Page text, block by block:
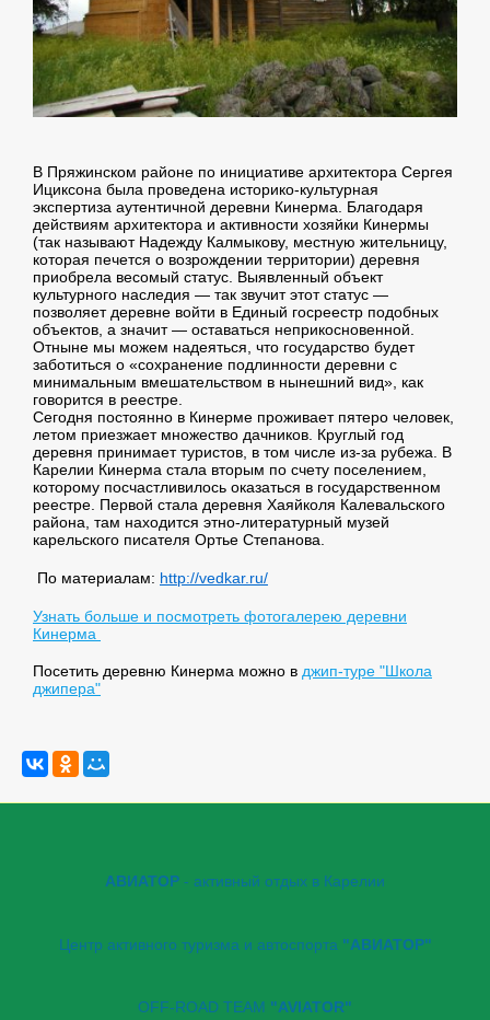
В Пряжинском районе по инициативе архитектора Сергея
Ициксона была проведена историко-культурная
экспертиза аутентичной деревни Кинерма. Благодаря
действиям архитектора и активности хозяйки Кинермы
(так называют Надежду Калмыкову, местную жительницу,
которая печется о возрождении территории) деревня
приобрела весомый статус. Выявленный объект
культурного наследия — так звучит этот статус —
позволяет деревне войти в Единый госреестр подобных
объектов, а значит — оставаться неприкосновенной.
Отныне мы можем надеяться, что государство будет
заботиться о «сохранение подлинности деревни с
минимальным вмешательством в нынешний вид», как
говорится в реестре.
Сегодня постоянно в Кинерме проживает пятеро человек,
летом приезжает множество дачников. Круглый год
деревня принимает туристов, в том числе из-за рубежа. В
Карелии Кинерма стала вторым по счету поселением,
которому посчастливилось оказаться в государственном
реестре. Первой стала деревня Хаяйколя Калевальского
района, там находится этно-литературный музей
карельского писателя Ортье Степанова.
По материалам: http://vedkar.ru/
Узнать больше и посмотреть фотогалерею деревни
Кинерма
Посетить деревню Кинерма можно в джип-туре "Школа
джипера"
АВИАТОР - активный отдых в Карелии
Центр активного туризма и автоспорта "АВИАТОР"
OFF-ROAD TEAM "AVIATOR"